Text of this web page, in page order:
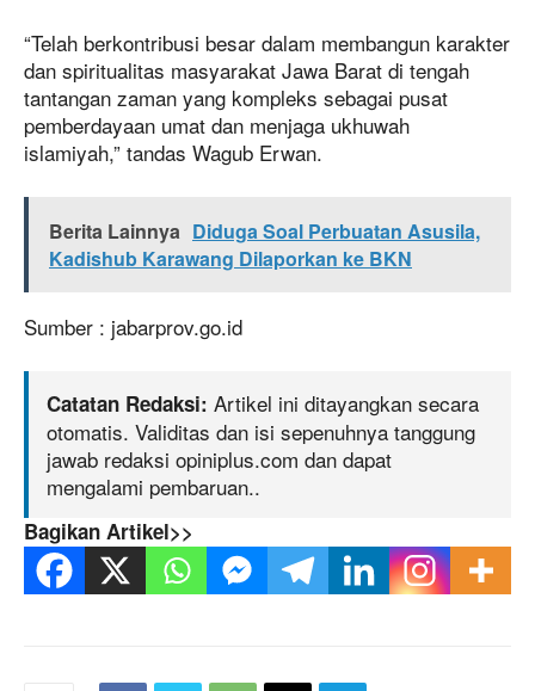
“Telah berkontribusi besar dalam membangun karakter
dan spiritualitas masyarakat Jawa Barat di tengah
tantangan zaman yang kompleks sebagai pusat
pemberdayaan umat dan menjaga ukhuwah
islamiyah,” tandas Wagub Erwan.
Berita Lainnya Diduga Soal Perbuatan Asusila,
Kadishub Karawang Dilaporkan ke BKN
Sumber : jabarprov.go.id
Catatan Redaksi: Artikel ini ditayangkan secara
otomatis. Validitas dan isi sepenuhnya tanggung
jawab redaksi opiniplus.com dan dapat
mengalami pembaruan..
Bagikan Artikel>>